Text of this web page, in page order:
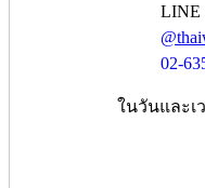
LINE
02-
ในวันและเ